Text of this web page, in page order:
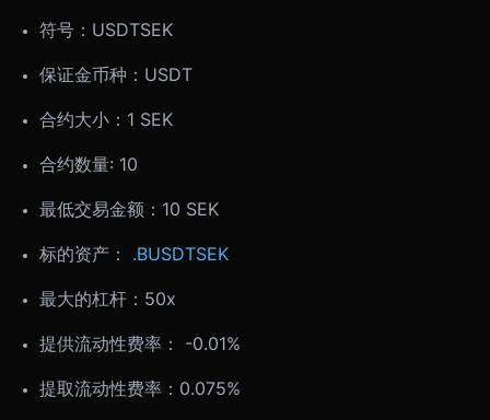
符号： USDTSEK
保证金币种：USDT
合约大小： 1 SEK
合约数量: 10
最低交易金额： 10 SEK
标的资产： .BUSDTSEK
最大的杠杆：50x
提供流动性费率： -0.01%
提取流动性费率：0.075%